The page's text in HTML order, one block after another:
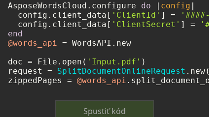
AsposeWordsCloud.configure do | config |
  config.client_data[
'ClientId' ] =
'####-
  config.client_data[
'ClientSecret' ] =
end
@words_api = WordsAPI.new
doc = File.open( 'Input.pdf' )
request = SplitDocumentOnlineRequest .new(
zippedPages = @words_api
Spustiť kód